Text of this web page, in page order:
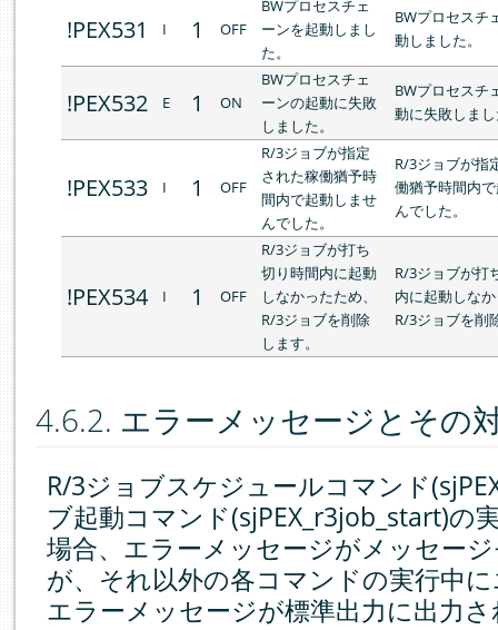
!PEX531 I 1 OFF
BWプロセスチェ
ーンを起動しまし
た。
BWプロセスチ
動しました。
!PEX532 E 1 ON
BWプロセスチェ
ーンの起動に失敗
しました。
BWプロセスチ
動に失敗しま
!PEX533 I 1 OFF
R/3ジョブが指定
された稼働猶予時
間内で起動しませ
んでした。
R/3ジョブが指
働猶予時間内
んでした。
!PEX534 I 1 OFF
R/3ジョブが打ち
切り時間内に起動
しなかったため、
R/3ジョブを削除
します。
R/3ジョブが打
内に起動しな
R/3ジョブを削
4.6.2. エラーメッセージとその
R/3ジョブスケジュールコマンド
ブ起動コマンド(sjPEX_r3job_start)の
場合、エラーメッセージがメッセー
が、それ以外の各コマンドの実行中
エラーメッセージが標準出力に出力